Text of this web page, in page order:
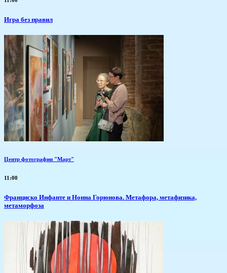
​Игра без правил
Центр фотографии "Март"
11:00
Франциско Инфанте и Нонна Горюнова. Метафора, метафизика,
метаморфоза